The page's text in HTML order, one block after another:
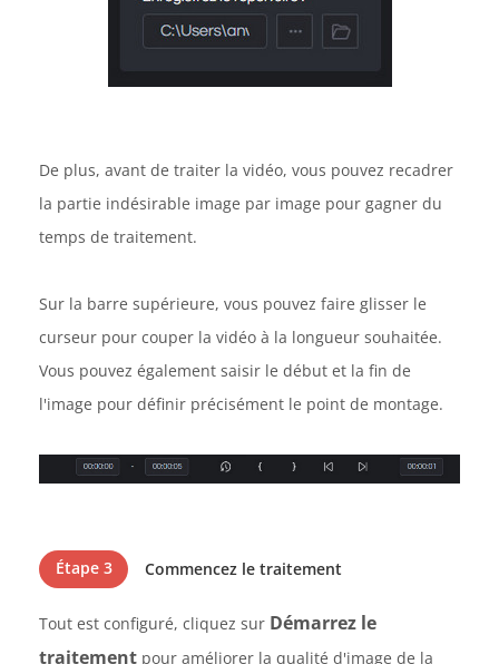
De plus, avant de traiter la vidéo, vous pouvez recadrer
la partie indésirable image par image pour gagner du
temps de traitement.
Sur la barre supérieure, vous pouvez faire glisser le
curseur pour couper la vidéo à la longueur souhaitée.
Vous pouvez également saisir le début et la fin de
l'image pour définir précisément le point de montage.
Étape 3 Commencez le traitement
Tout est configuré, cliquez sur Démarrez le
traitement pour améliorer la qualité d'image de la